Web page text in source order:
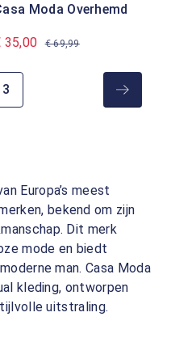
Moda Overhemd
35,00 € 69,99
Pagina
3
Europa’s meest
bekend om zijn
Dit merk
mode en biedt
man. Casa Moda
kleding, ontworpen
uitstraling.